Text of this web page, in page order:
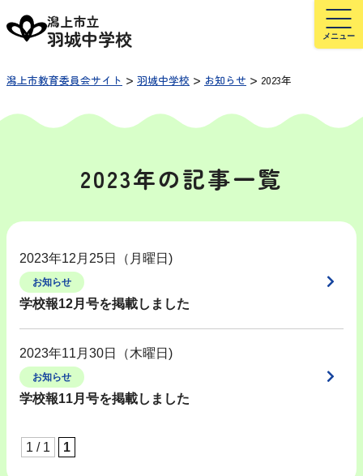
潟上市立
羽城中学校
潟上市教育委員会サイト > 羽城中学校 > お知らせ > 2023年
2023年の記事一覧
2023年12月25日（月曜日)
お知らせ
学校報12月号を掲載しました
2023年11月30日（木曜日)
お知らせ
学校報11月号を掲載しました
1 / 1 1